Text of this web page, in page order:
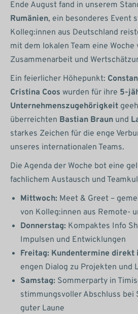
Ende August fand in unserem
Rumänien, ein besonderes Event
Kolleg:innen aus Deutschland
mit dem lokalen Team eine Woche
Zusammenarbeit und
Ein feierlicher Höhepunkt:
Cristina Coos wurden für ihre 5-
Unternehmenszugehörigkeit
überreichten Bastian Braun und
starkes Zeichen für die enge
unseres internationalen Teams.
Die Agenda der Woche bot eine
fachlichem Austausch und
Mittwoch: Meet & Greet –
von Kolleg:innen aus Remote-
Donnerstag: Kompaktes Info
Impulsen und Entwicklungen
Freitag: Kundentermine direkt
engen Dialog zu Projekten und
Samstag: Sommerparty in
stimmungsvoller Abschluss bei
guter Laune